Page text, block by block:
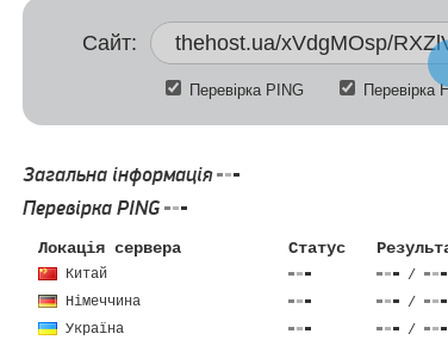
Сайт:
Перевірка PING Перевірка
Загальна інформація
Перевірка PING
Локація сервера Статус
Китай /
Німеччина
/
Україна
/